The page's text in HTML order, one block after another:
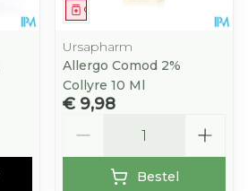
Geneesmiddel
Ursapharm
Allergo Comod 2%
Collyre 10 Ml
€ 9,98
Bestel